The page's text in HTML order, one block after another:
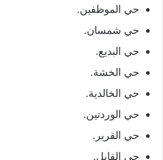
حي الموظفين.
حي شمسان.
حي البديع.
حي الخشة.
حي الخالدية.
حي الوردتين.
حي القرير.
حي القابل.